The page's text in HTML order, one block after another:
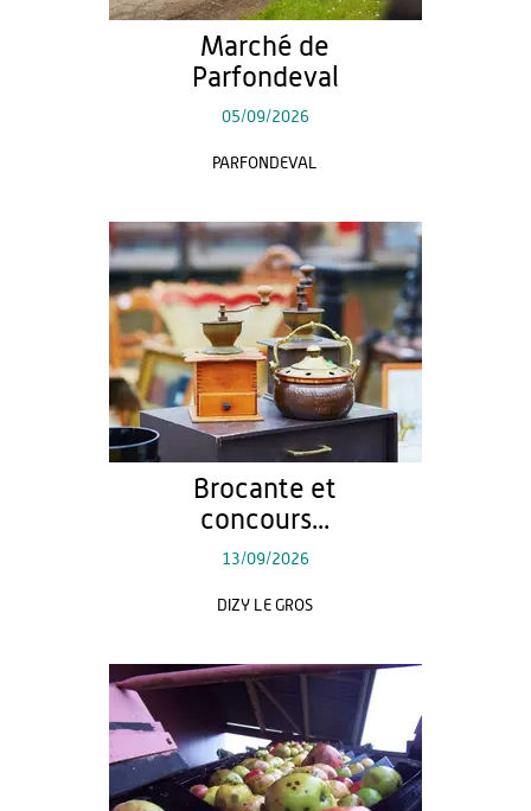
Marché de
Parfondeval
05/09/2026
PARFONDEVAL
Brocante et
concours...
13/09/2026
DIZY LE GROS